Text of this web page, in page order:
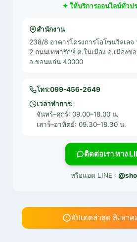
✦ ให้บริการออนไลน์ทั่วป
สำนักงาน
238/8 อาคารโครงการโอโซนวิลเล
2 ถนนเทพารักษ์ ต.ในเมือง อ.เมืองข
จ.ขอนแก่น 40000
โทร:099-456-2649
เวลาทำการ:
จันทร์–ศุกร์: 09.00–18.00 น.
เสาร์–อาทิตย์: 09.30–18.30 น.
ติดต่อเรา ทาง
หรือแอด LINE :
อัปเดตล่าสุด สิงหา